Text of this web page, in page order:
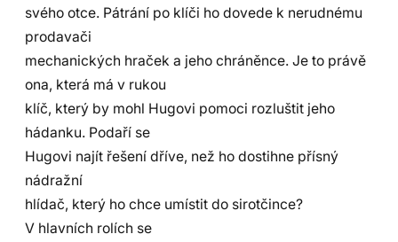
svého otce. Pátrání po klíči ho dovede k nerudnému
prodavači
mechanických hraček a jeho chráněnce. Je to právě
ona, která má v rukou
klíč, který by mohl Hugovi pomoci rozluštit jeho
hádanku. Podaří se
Hugovi najít řešení dříve, než ho dostihne přísný
nádražní
hlídač, který ho chce umístit do sirotčince?
V hlavních rolích se